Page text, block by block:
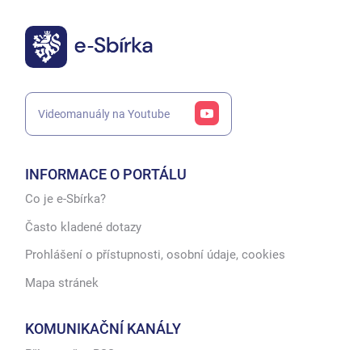
Videomanuály na Youtube
INFORMACE O PORTÁLU
Co je e-Sbírka?
Často kladené dotazy
Prohlášení o přístupnosti, osobní údaje, cookies
Mapa stránek
KOMUNIKAČNÍ KANÁLY